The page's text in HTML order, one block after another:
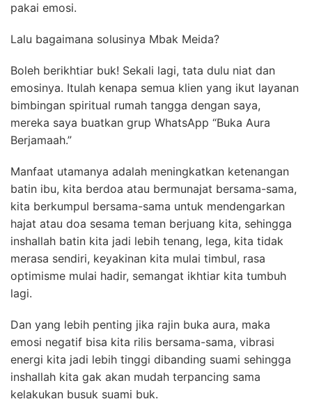
pakai emosi.
Lalu bagaimana solusinya Mbak Meida?
Boleh berikhtiar buk! Sekali lagi, tata dulu niat dan
emosinya. Itulah kenapa semua klien yang ikut layanan
bimbingan spiritual rumah tangga dengan saya,
mereka saya buatkan grup WhatsApp “Buka Aura
Berjamaah.”
Manfaat utamanya adalah meningkatkan ketenangan
batin ibu, kita berdoa atau bermunajat bersama-sama,
kita berkumpul bersama-sama untuk mendengarkan
hajat atau doa sesama teman berjuang kita, sehingga
inshallah batin kita jadi lebih tenang, lega, kita tidak
merasa sendiri, keyakinan kita mulai timbul, rasa
optimisme mulai hadir, semangat ikhtiar kita tumbuh
lagi.
Dan yang lebih penting jika rajin buka aura, maka
emosi negatif bisa kita rilis bersama-sama, vibrasi
energi kita jadi lebih tinggi dibanding suami sehingga
inshallah kita gak akan mudah terpancing sama
kelakukan busuk suami buk.